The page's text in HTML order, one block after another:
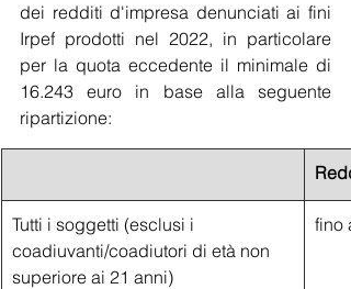
dei redditi d'impresa denunciati ai fini
Irpef prodotti nel 2022, in particolare
per la quota eccedente il minimale di
16.243 euro in base alla seguente
ripartizione:
Tutti i soggetti (esclusi i
coadiuvanti/coadiutori di età non
superiore ai 21 anni)
fino